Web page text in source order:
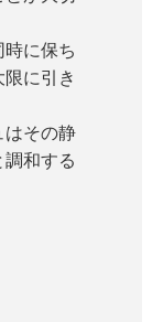
に保ち
に引き
その静
和する